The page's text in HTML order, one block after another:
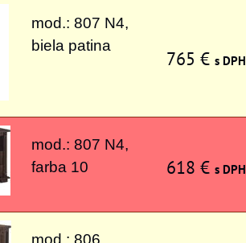
mod.: 807 N4,
biela patina
765 € s DPH
mod.: 807 N4,
farba 10
618 € s DPH